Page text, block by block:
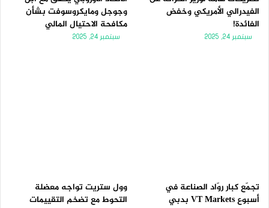
الفيدرالي الأمريكي وخفض
الفائدة!
سبتمبر 24, 2025
وجوجل ومايكروسوفت بشأن
مكافحة الاحتيال المالي
سبتمبر 24, 2025
تجمّع كبار روّاد الصناعة في
أسبوع VT Markets بدبي
وول ستريت تواجه معضلة
التحوط مع تضخم التقييمات